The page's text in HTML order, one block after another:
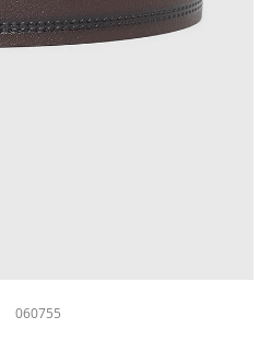
060755